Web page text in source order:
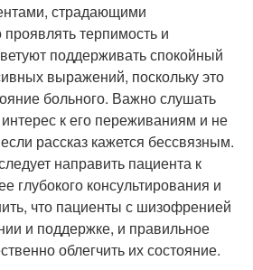
страдающими
терпимость и
поддерживать спокойный
выражений, поскольку это
больного. Важно слушать
к его переживаниям и не
рассказ кажется бессвязным.
направить пациента к
глубокого консультирования и
что пациенты с шизофренией
и поддержке, и правильное
облегчить их состояние.